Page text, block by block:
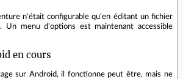
n'était configurable qu'en éditant un fichier
Un menu d'options est maintenant accessible
en cours
sur Android, il fonctionne peut être, mais ne